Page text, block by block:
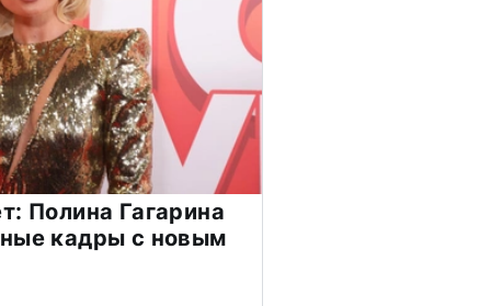
Полина Гагарина
кадры с новым